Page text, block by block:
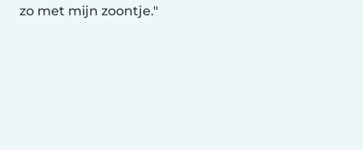
zo met mijn zoontje.